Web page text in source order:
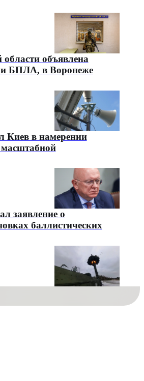
объявлена
БПЛА, в Воронеже
Киев в намерении
масштабной
заявление о
баллистических